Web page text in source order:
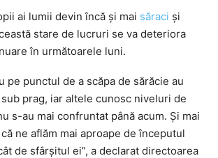
ai lumii devin încă şi mai săraci şi
stare de lucruri se va deteriora
în următoarele luni.
pe punctul de a scăpa de sărăcie au
prag, iar altele cunosc niveluri de
s-au mai confruntat până acum. Şi mai
ne aflăm mai aproape de începutul
de sfârşitul ei”, a declarat directoarea